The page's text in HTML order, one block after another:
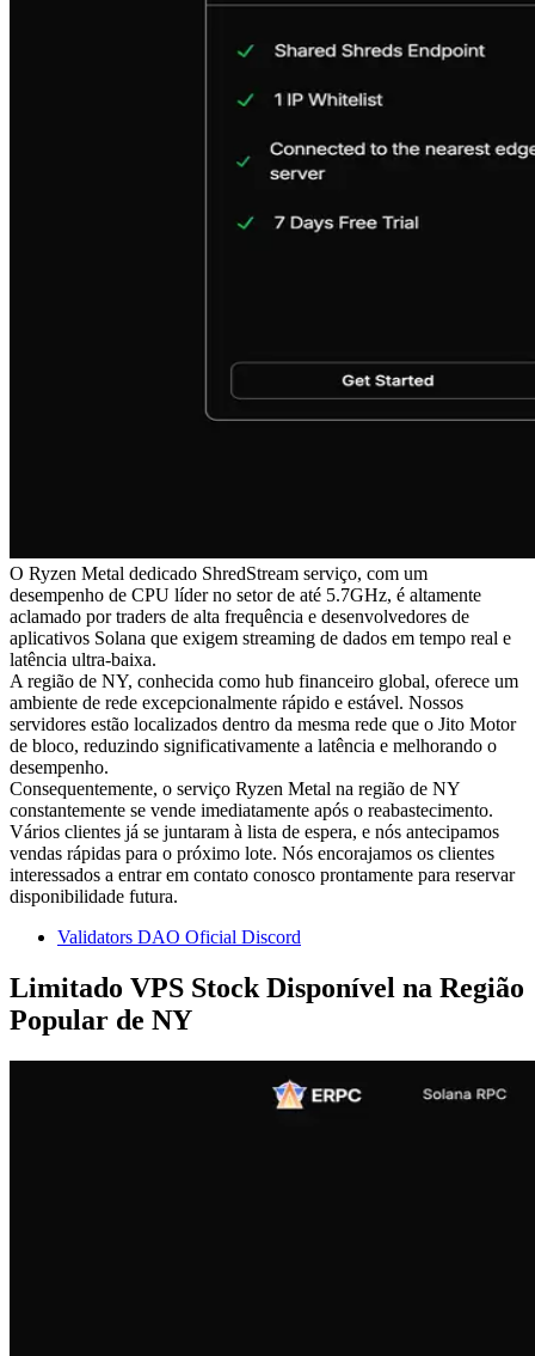
O Ryzen Metal dedicado ShredStream serviço, com um
desempenho de CPU líder no setor de até 5.7GHz, é altamente
aclamado por traders de alta frequência e desenvolvedores de
aplicativos Solana que exigem streaming de dados em tempo real e
latência ultra-baixa.
A região de NY, conhecida como hub financeiro global, oferece um
ambiente de rede excepcionalmente rápido e estável. Nossos
servidores estão localizados dentro da mesma rede que o Jito Motor
de bloco, reduzindo significativamente a latência e melhorando o
desempenho.
Consequentemente, o serviço Ryzen Metal na região de NY
constantemente se vende imediatamente após o reabastecimento.
Vários clientes já se juntaram à lista de espera, e nós antecipamos
vendas rápidas para o próximo lote. Nós encorajamos os clientes
interessados a entrar em contato conosco prontamente para reservar
disponibilidade futura.
Validators DAO Oficial Discord
Limitado VPS Stock Disponível na Região
Popular de NY